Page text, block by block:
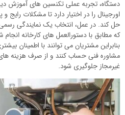
دستگاه، تجربه عملی تکنسین های آموزش
اورجینال را در اختیار دارد تا مشکلات رایج
حل کند. در عمل، انتخاب یک نمایندگی
که مطابق با دستورالعمل های کارخانه
بنابراین مشتریان می توانند با اطمینان
مشاوره فنی حساب کنند و از صرف هزینه های
غیرمجاز جلوگیری شود.